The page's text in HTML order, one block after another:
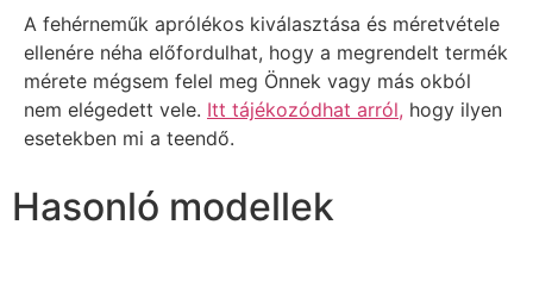
A fehérneműk aprólékos kiválasztása és méretvétele
ellenére néha előfordulhat, hogy a megrendelt termék
mérete mégsem felel meg Önnek vagy más okból
nem elégedett vele. Itt tájékozódhat arról, hogy ilyen
esetekben mi a teendő.
Hasonló modellek